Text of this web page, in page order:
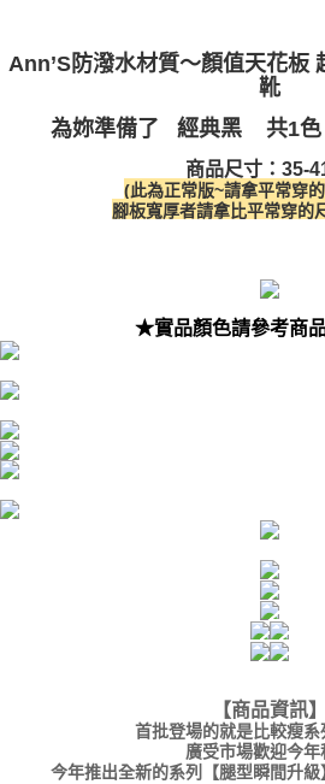
４．使用「AFTEE先享後付」時，將依據個
時審查核予不同之上限額度；若仍有額度不足
請求用戶進行身份認證。
５．嚴禁一人註冊多個帳號或使用他人資訊註
恩沛科技股份有限公司將有權停止該用戶之使
每筆NT$100，滿NT$999(含以上)免運費
國家/地區配送(非順豐配送，勿填寫順豐
國家/地區配送(限中國大陸地區)
Ann’S防潑水材質～顏值天花板
靴
為妳準備了 經典黑
共1
商品尺寸：35-
(此為正常版~請拿平常穿
腳板寬厚者請拿比平常穿的
★實品顏色請參考商
【商品資訊】
首批登場的就是比較瘦
廣受市場歡迎今年
今年推出全新的系列【腿型瞬間升